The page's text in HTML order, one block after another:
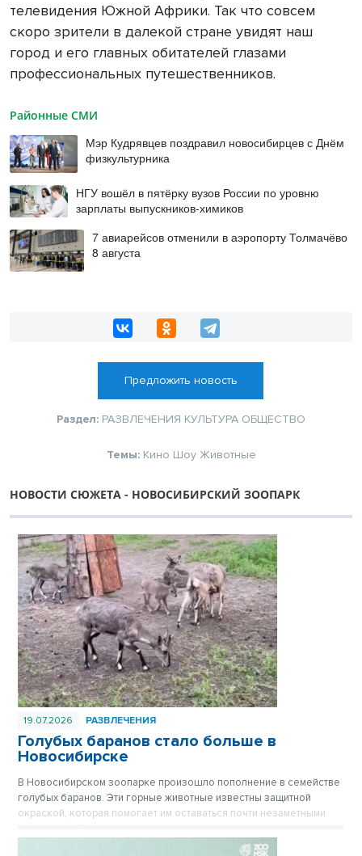
телевидения Южной Африки. Так что совсем
скоро зрители в далекой стране увидят наш
город и его главных обитателей глазами
профессиональных путешественников.
Районные СМИ
Мэр Кудрявцев поздравил новосибирцев с Днём
физкультурника
НГУ вошёл в пятёрку вузов России по уровню
зарплаты выпускников-химиков
7 авиарейсов отменили в аэропорту Толмачёво
8 августа
Предложить новость
Раздел: РАЗВЛЕЧЕНИЯ КУЛЬТУРА ОБЩЕСТВО
Темы: Кино Шоу Животные
НОВОСТИ СЮЖЕТА - НОВОСИБИРСКИЙ ЗООПАРК
19.07.2026 РАЗВЛЕЧЕНИЯ
Голубых баранов стало больше в
Новосибирске
В Новосибирском зоопарке произошло пополнение в семействе
голубых баранов. Эти горные животные известны защитной
окраской, которая помогает им оставаться почти незаметными